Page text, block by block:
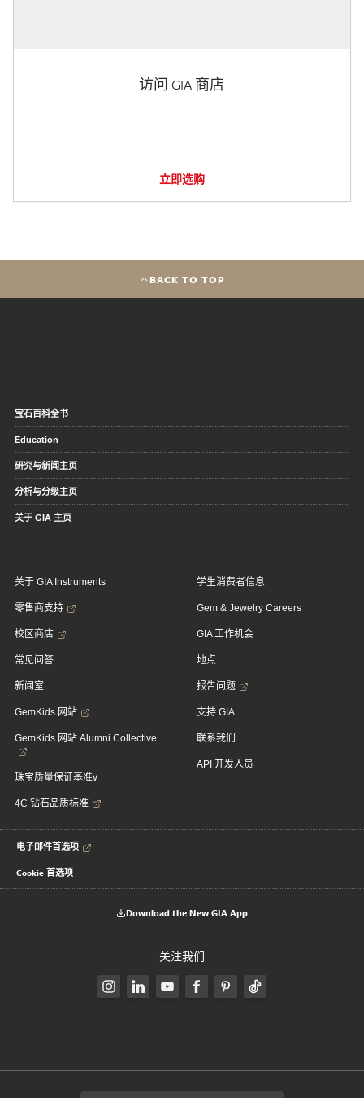
访问 GIA 商店
立即选购
BACK TO TOP
宝石百科全书
Education
研究与新闻主页
分析与分级主页
关于 GIA 主页
关于 GIA Instruments
零售商支持
校区商店
常见问答
新闻室
GemKids 网站
GemKids 网站 Alumni Collective
珠宝质量保证基准v
4C 钻石品质标准
学生消费者信息
Gem & Jewelry Careers
GIA 工作机会
地点
报告问题
支持 GIA
联系我们
API 开发人员
电子邮件首选项
Cookie 首选项
Download the New GIA App
关注我们